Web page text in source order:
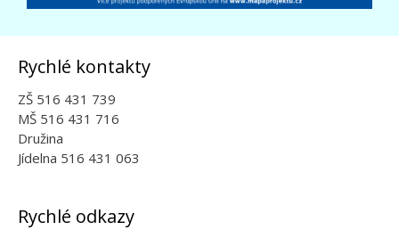
Rychlé kontakty
ZŠ 516 431 739
MŠ 516 431 716
Družina
Jídelna 516 431 063
Rychlé odkazy